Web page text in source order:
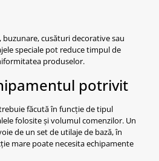
cusături decorative sau
speciale pot reduce timpul de
produselor.
potrivit
făcută în funcție de tipul
folosite și volumul comenzilor. Un
de un set de utilaje de bază, în
mare poate necesita echipamente